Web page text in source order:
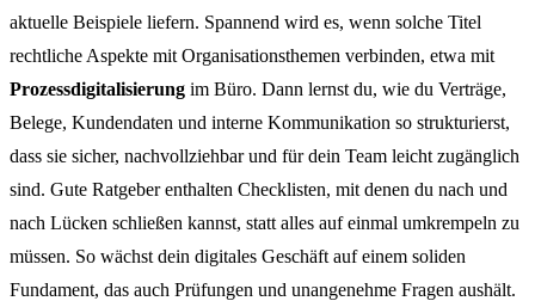
aktuelle Beispiele liefern. Spannend wird es, wenn solche Titel
rechtliche Aspekte mit Organisationsthemen verbinden, etwa mit
Prozessdigitalisierung im Büro. Dann lernst du, wie du Verträge,
Belege, Kundendaten und interne Kommunikation so strukturierst,
dass sie sicher, nachvollziehbar und für dein Team leicht zugänglich
sind. Gute Ratgeber enthalten Checklisten, mit denen du nach und
nach Lücken schließen kannst, statt alles auf einmal umkrempeln zu
müssen. So wächst dein digitales Geschäft auf einem soliden
Fundament, das auch Prüfungen und unangenehme Fragen aushält.